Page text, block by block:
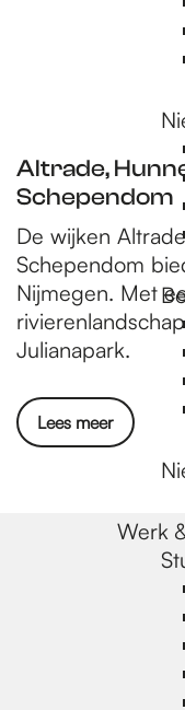
Werk
Altrade,
Schependom
De wijken
Schependom
Nijmegen. Met
Julianapark.
Lees meer